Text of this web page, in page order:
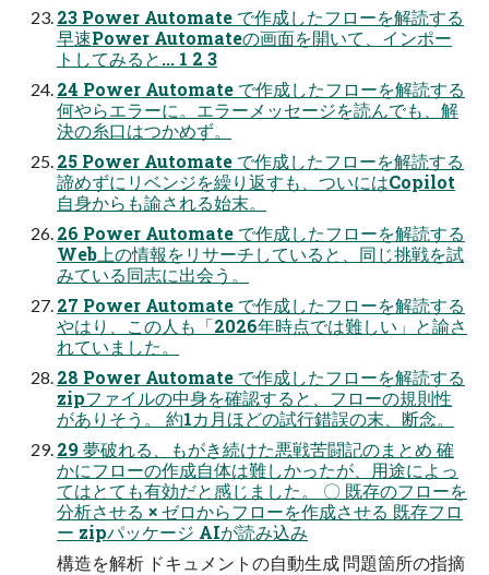
23 Power Automate で作成したフローを解読する
早速Power Automateの画面を開いて、インポー
トしてみると... 1 2 3
24 Power Automate で作成したフローを解読する
何やらエラーに。エラーメッセージを読んでも、解
決の糸口はつかめず。
25 Power Automate で作成したフローを解読する
諦めずにリベンジを繰り返すも、ついにはCopilot
自身からも諭される始末。
26 Power Automate で作成したフローを解読する
Web上の情報をリサーチしていると、同じ挑戦を試
みている同志に出会う。
27 Power Automate で作成したフローを解読する
やはり、この人も「2026年時点では難しい」と諭さ
れていました。
28 Power Automate で作成したフローを解読する
zipファイルの中身を確認すると、フローの規則性
がありそう。 約1カ月ほどの試行錯誤の末、断念。
29 夢破れる、もがき続けた悪戦苦闘記のまとめ 確
かにフローの作成自体は難しかったが、用途によっ
てはとても有効だと感じました。 〇 既存のフローを
分析させる × ゼロからフローを作成させる 既存フロ
ー zipパッケージ AIが読み込み
構造を解析 ドキュメントの自動生成 問題箇所の指摘